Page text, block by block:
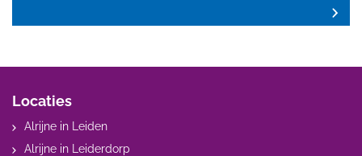
Locaties
Alrijne in Leiden
Alrijne in Leiderdorp